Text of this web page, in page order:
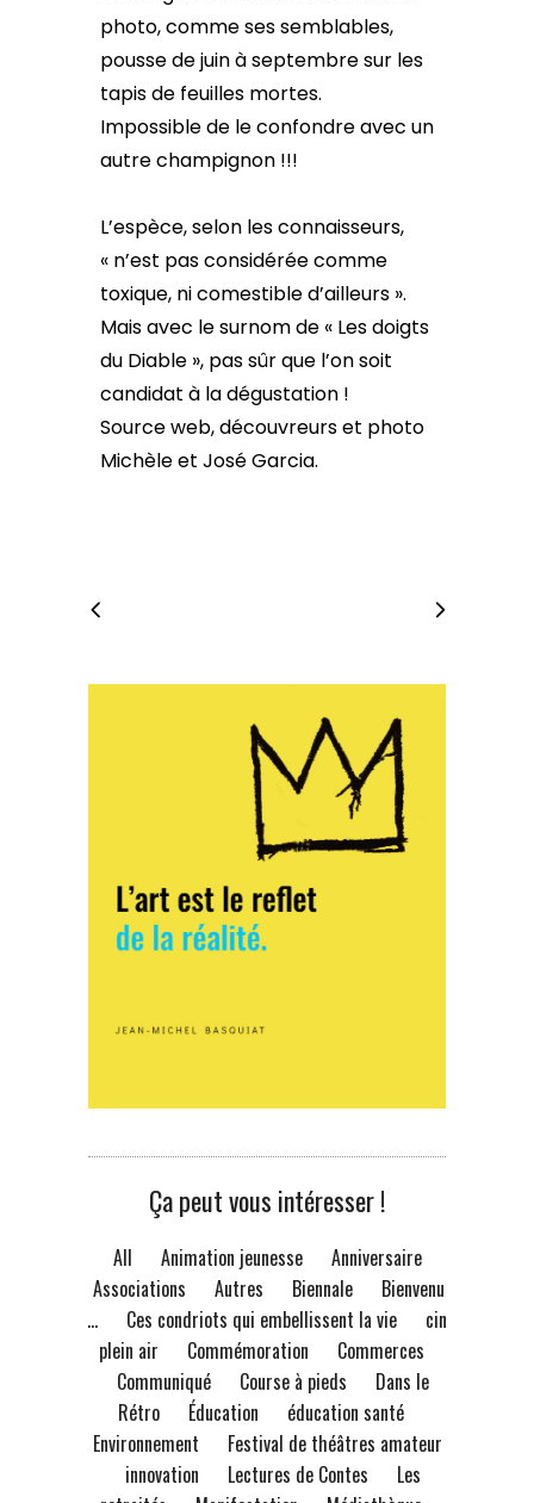
photo, comme ses semblables,
pousse de juin à septembre sur les
tapis de feuilles mortes.
Impossible de le confondre avec un
autre champignon !!!
L’espèce, selon les connaisseurs,
« n’est pas considérée comme
toxique, ni comestible d’ailleurs ».
Mais avec le surnom de « Les doigts
du Diable », pas sûr que l’on soit
candidat à la dégustation !
Source web, découvreurs et photo
Michèle et José Garcia.
Ça peut vous intéresser !
All Animation jeunesse
Anniversaire
Associations
Autres Biennale
Bienvenue
à...
Ces condriots qui embellissent la vie
ciné
plein air
Commémoration
Commerces
Communiqué
Course à pieds
Dans le
Rétro
Éducation
éducation santé
Environnement
Festival de théâtres amateur
innovation
Lectures de Contes
Les